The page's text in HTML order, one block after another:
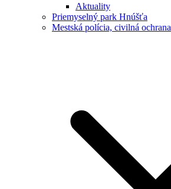
Aktuality
Priemyselný park Hnúšťa
Mestská polícia, civilná ochrana